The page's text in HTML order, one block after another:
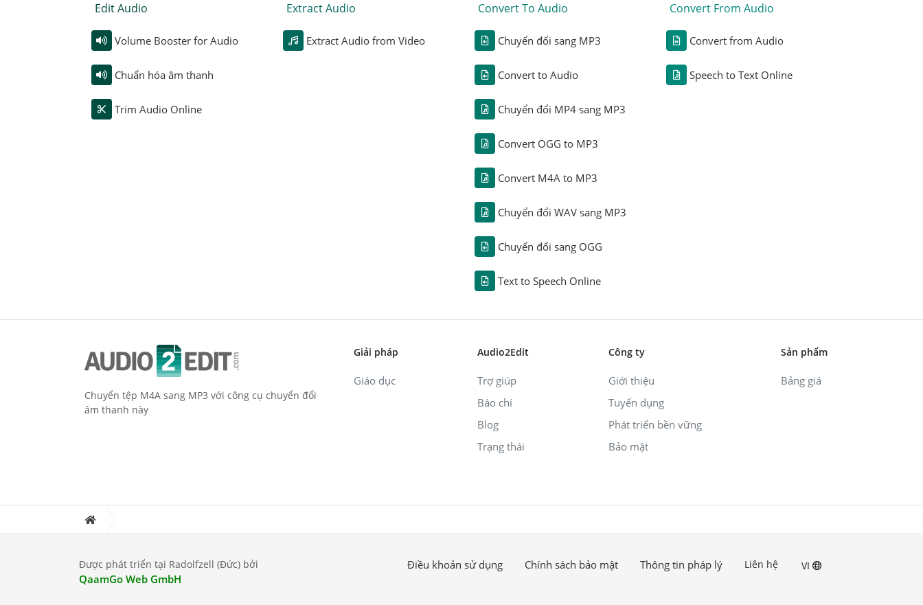
Edit Audio
Volume Booster for Audio
Chuẩn hóa âm thanh
Trim Audio Online
Extract Audio
Extract Audio from Video
Convert To Audio
Chuyển đổi sang MP3
Convert to Audio
Chuyển đổi MP4 sang MP3
Convert OGG to MP3
Convert M4A to MP3
Chuyển đổi WAV sang MP3
Chuyển đổi sang OGG
Text to Speech Online
Convert From Audio
Convert from Audio
Speech to Text Online
Chuyển tệp M4A sang MP3 với công cụ chuyển đổi
âm thanh này
Giải pháp
Giáo dục
Audio2Edit
Trợ giúp
Báo chí
Blog
Trạng thái
Công ty
Giới thiệu
Tuyển dụng
Phát triển bền vững
Bảo mật
Sản phẩm
Bảng giá
Được phát triển tại Radolfzell (Đức) bởi
QaamGo Web GmbH
Điều khoản sử dụng Chính sách bảo mật Thông tin pháp lý Liên hệ VI